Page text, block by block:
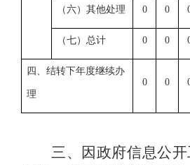
（六）其他处理 0 0
（七）总计 0 0
四、结转下年度继续办
理
0 0
三、因政府信息公